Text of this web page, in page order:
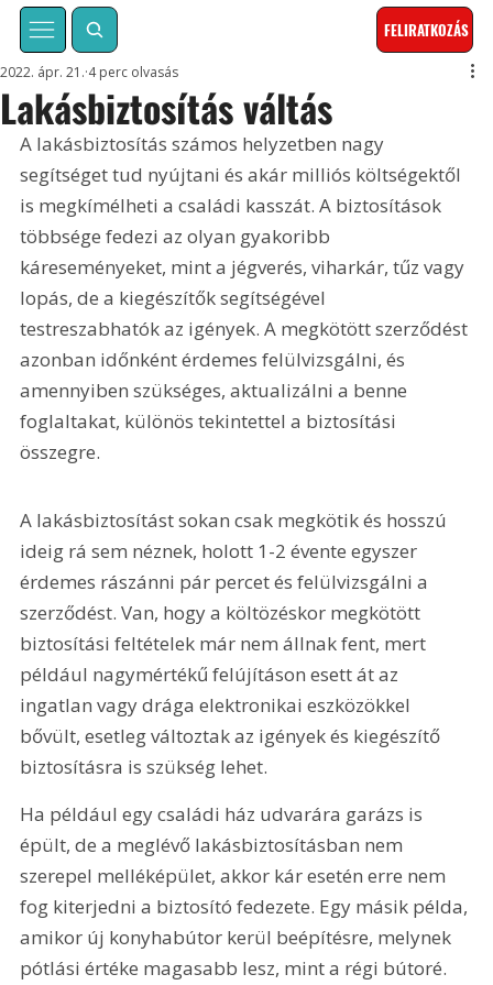
FELIRATKOZÁS
Lakásbiztosítás váltás
2022. ápr. 21. 4 perc olvasás
A lakásbiztosítás számos helyzetben nagy
segítséget tud nyújtani és akár milliós költségektől
is megkímélheti a családi kasszát. A biztosítások
többsége fedezi az olyan gyakoribb
káreseményeket, mint a jégverés, viharkár, tűz vagy
lopás, de a kiegészítők segítségével
testreszabhatók az igények. A megkötött szerződést
azonban időnként érdemes felülvizsgálni, és
amennyiben szükséges, aktualizálni a benne
foglaltakat, különös tekintettel a biztosítási
összegre.
A lakásbiztosítást sokan csak megkötik és hosszú
ideig rá sem néznek, holott 1-2 évente egyszer
érdemes rászánni pár percet és felülvizsgálni a
szerződést. Van, hogy a költözéskor megkötött
biztosítási feltételek már nem állnak fent, mert
például nagymértékű felújításon esett át az
ingatlan vagy drága elektronikai eszközökkel
bővült, esetleg változtak az igények és kiegészítő
biztosításra is szükség lehet.
Ha például egy családi ház udvarára garázs is
épült, de a meglévő lakásbiztosításban nem
szerepel melléképület, akkor kár esetén erre nem
fog kiterjedni a biztosító fedezete. Egy másik példa,
amikor új konyhabútor kerül beépítésre, melynek
pótlási értéke magasabb lesz, mint a régi bútoré.